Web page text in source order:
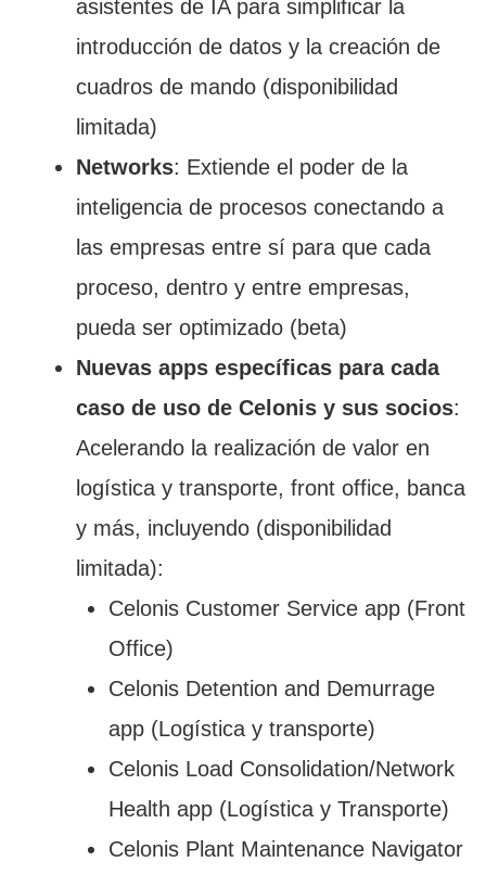
asistentes de IA para simplificar la
introducción de datos y la creación de
cuadros de mando (disponibilidad
limitada)
Networks: Extiende el poder de la
inteligencia de procesos conectando a
las empresas entre sí para que cada
proceso, dentro y entre empresas,
pueda ser optimizado (beta)
Nuevas apps específicas para cada
caso de uso de Celonis y sus socios:
Acelerando la realización de valor en
logística y transporte, front office, banca
y más, incluyendo (disponibilidad
limitada):
Celonis Customer Service app (Front
Office)
Celonis Detention and Demurrage
app (Logística y transporte)
Celonis Load Consolidation/Network
Health app (Logística y Transporte)
Celonis Plant Maintenance Navigator